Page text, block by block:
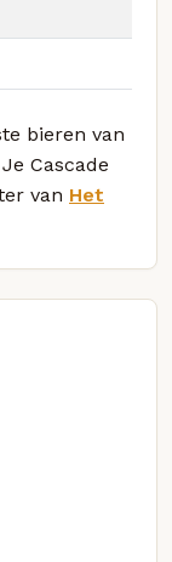
bieren van
Cascade
van Het